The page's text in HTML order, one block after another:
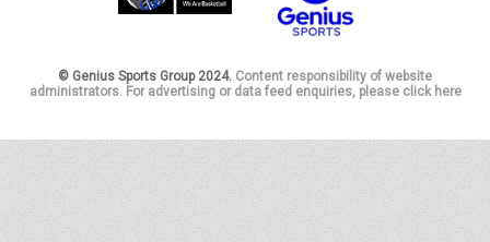
© Genius Sports Group 2024. Content responsibility of website
administrators. For advertising or data feed enquiries, please click here